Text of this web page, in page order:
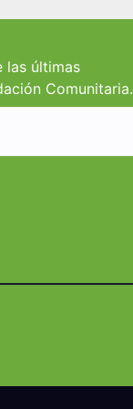
las últimas
Comunitaria.